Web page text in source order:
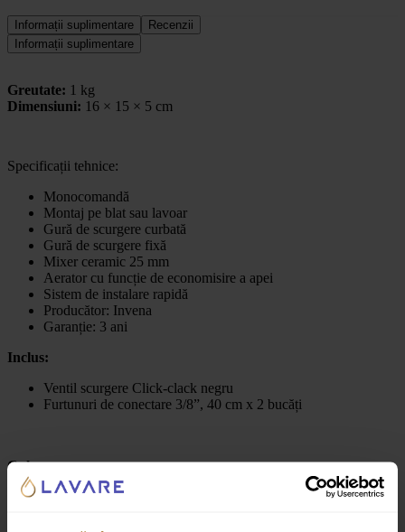
Informații suplimentare
Recenzii
Informații suplimentare
Greutate: 1 kg
Dimensiuni: 16 × 15 × 5 cm
Specificații tehnice:
Monocomandă
Montaj pe blat sau lavoar
Gură de scurgere curbată
Gură de scurgere fixă
Mixer ceramic 25 mm
Aerator cu funcție de economisire a apei
Sistem de instalare rapidă
Producător: Invena
Garanție: 3 ani
Inclus:
Ventil scurgere Click-clack negru
Furtunuri de conectare 3/8”, 40 cm x 2 bucăți
Culoare:negru
Recenzii